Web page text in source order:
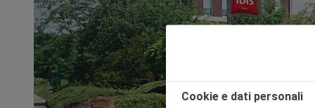
Cookie e dati personali